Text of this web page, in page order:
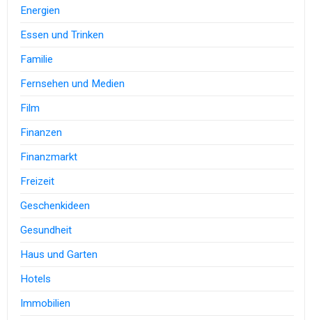
Energien
Essen und Trinken
Familie
Fernsehen und Medien
Film
Finanzen
Finanzmarkt
Freizeit
Geschenkideen
Gesundheit
Haus und Garten
Hotels
Immobilien